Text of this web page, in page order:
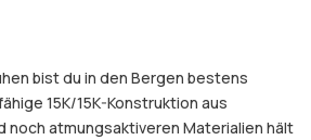
bist du in den Bergen bestens
15K/15K-Konstruktion aus
noch atmungsaktiveren Materialien hält